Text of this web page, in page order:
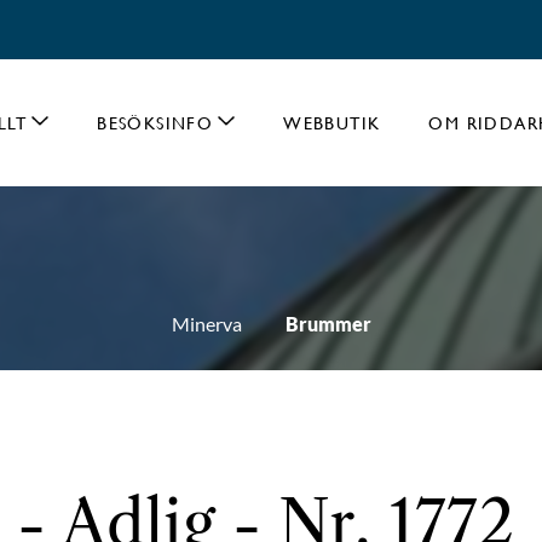
BESÖKSINFO WEBBUTIK OM
Minerva Brummer
Adlig - Nr. 1772